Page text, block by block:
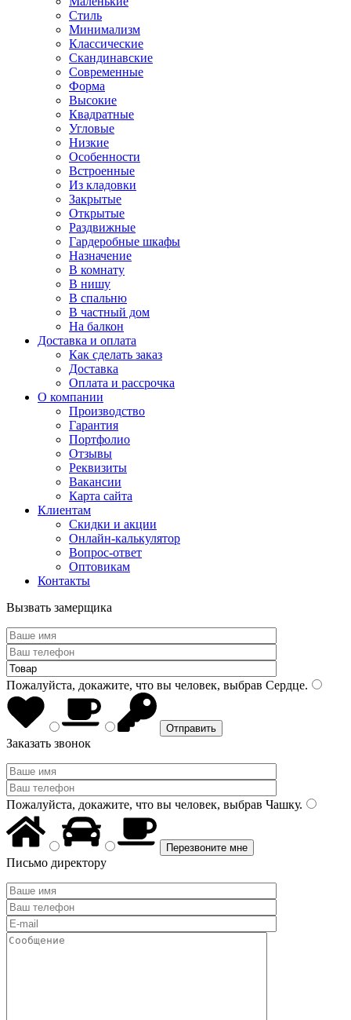
Стиль
Минимализм
Классические
Скандинавские
Современные
Форма
Высокие
Квадратные
Угловые
Низкие
Особенности
Встроенные
Из кладовки
Закрытые
Открытые
Раздвижные
Гардеробные шкафы
Назначение
В комнату
В нишу
В спальню
В частный дом
На балкон
Доставка и оплата
Как сделать заказ
Доставка
Оплата и рассрочка
О компании
Производство
Гарантия
Портфолио
Отзывы
Реквизиты
Вакансии
Карта сайта
Клиентам
Скидки и акции
Онлайн-калькулятор
Вопрос-ответ
Оптовикам
Контакты
Вызвать замерщика
Пожалуйста, докажите, что вы человек, выбрав Сердце.
Заказать звонок
Пожалуйста, докажите, что вы человек, выбрав Чашку.
Письмо директору